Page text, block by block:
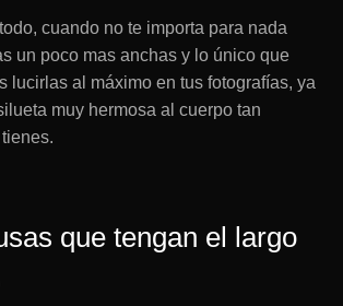
cuando no te importa para nada
un poco mas anchas y lo único que
lucirlas al máximo en tus fotografías, ya
muy hermosa al cuerpo tan
que tengan el largo